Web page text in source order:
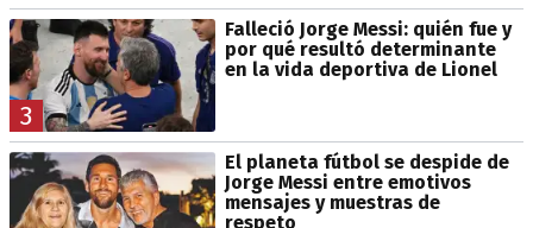
3
Falleció Jorge Messi: quién fue y
por qué resultó determinante
en la vida deportiva de Lionel
El planeta fútbol se despide de
Jorge Messi entre emotivos
mensajes y muestras de
respeto